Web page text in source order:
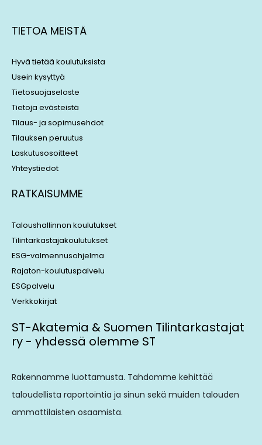
k
e
i
n
e
a
s
TIETOA MEISTÄ
Hyvä tietää koulutuksista
Usein kysyttyä
Tietosuojaseloste
Tietoja evästeistä
Tilaus- ja sopimusehdot
Tilauksen peruutus
Laskutusosoitteet
Yhteystiedot
RATKAISUMME
Taloushallinnon koulutukset
Tilintarkastajakoulutukset
ESG-valmennusohjelma
Rajaton-koulutuspalvelu
ESGpalvelu
Verkkokirjat
ST-Akatemia & Suomen Tilintarkastajat
ry - yhdessä olemme ST
Rakennamme luottamusta. Tahdomme kehittää
taloudellista raportointia ja sinun sekä muiden talouden
ammattilaisten osaamista.